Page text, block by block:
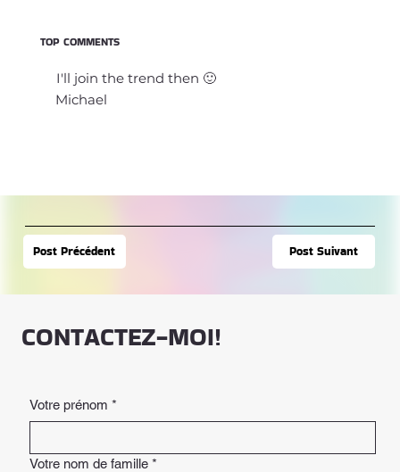
Post Précédent Post Suivant
TOP COMMENTS
I'll join the trend then 🙂
Michael
CONTACTEZ-MOI!
Votre prénom *
Votre nom de famille *